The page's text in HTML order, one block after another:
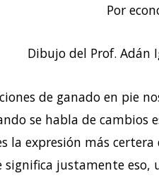
Por
Dibujo del Prof. Adán
de ganado en pie
se habla de cambios
la expresión más certera
justamente eso,